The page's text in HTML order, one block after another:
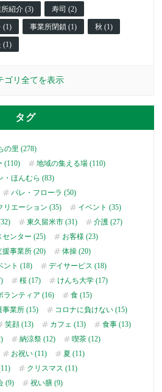
紹介 (3) 寿司 (2)
(1) 事業所閉鎖 (1) 秋 (1)
(1)
ゴリ全てを表示
タグ
の里 (278)
(110)
地域の集える場 (110)
・ほんむら (83)
パレ・フローラ (50)
リエーション (35)
イベント (35)
東久留米市 (31)
介護 (27)
ンター (25)
お客様 (23)
事業所 (20)
体操 (20)
ント (18)
デイサービス (18)
桜 (17)
けんち大学 (17)
ランティア (16)
食 (15)
業所 (15)
コロナに負けない (15)
笑顔 (13) カフェ (13)
食事 (13)
納涼祭 (12)
喫茶 (12)
お祝い (11)
夏 (11)
クリスマス (11)
(9)
祝い膳 (9)